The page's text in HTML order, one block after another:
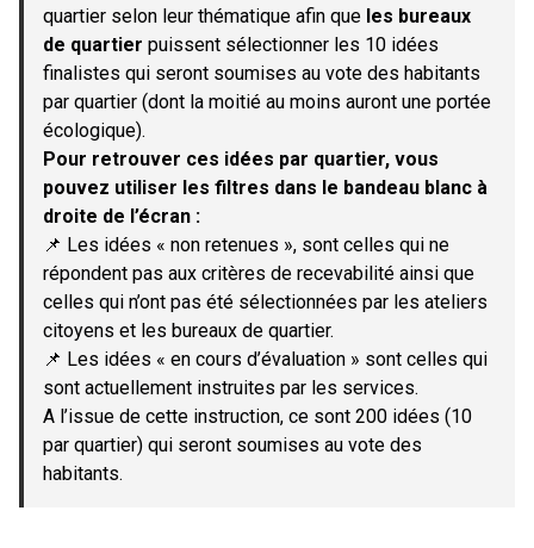
quartier selon leur thématique afin que les bureaux
de quartier puissent sélectionner les 10 idées
finalistes qui seront soumises au vote des habitants
par quartier (dont la moitié au moins auront une portée
écologique).
Pour retrouver ces idées par quartier, vous
pouvez utiliser les filtres dans le bandeau blanc à
droite de l’écran :
📌 Les idées « non retenues », sont celles qui ne
répondent pas aux critères de recevabilité ainsi que
celles qui n’ont pas été sélectionnées par les ateliers
citoyens et les bureaux de quartier.
📌 Les idées « en cours d’évaluation » sont celles qui
sont actuellement instruites par les services.
A l’issue de cette instruction, ce sont 200 idées (10
par quartier) qui seront soumises au vote des
habitants.